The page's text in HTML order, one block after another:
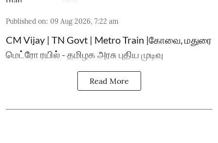
Published on: 09 Aug 2026, 7:22 am
CM Vijay | TN Govt | Metro Train |கோவை, மதுரை
மெட்ரோ ரயில் - தமிழக அரசு புதிய முடிவு
Read More